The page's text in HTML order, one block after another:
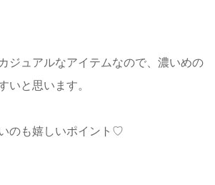
ジュアルなアイテムなので、濃いめの
いと思います。
のも嬉しいポイント♡